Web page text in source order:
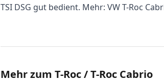
TSI DSG gut bedient. Mehr: VW T-Roc
Mehr zum T-Roc / T-Roc Cabrio